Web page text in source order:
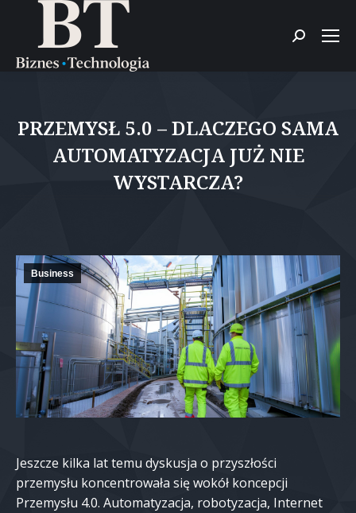
Szukaj:
PRZEMYSŁ 5.0 – DLACZEGO SAMA
AUTOMATYZACJA JUŻ NIE
WYSTARCZA?
Business
Jeszcze kilka lat temu dyskusja o przyszłości
przemysłu koncentrowała się wokół koncepcji
Przemysłu 4.0. Automatyzacja, robotyzacja, Internet